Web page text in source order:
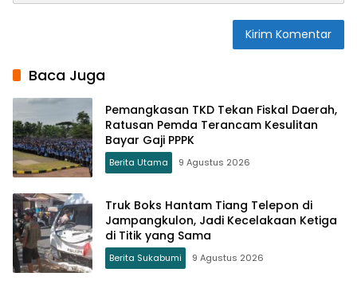
Baca Juga
Pemangkasan TKD Tekan Fiskal Daerah,
Ratusan Pemda Terancam Kesulitan
Bayar Gaji PPPK
Berita Utama 9 Agustus 2026
Truk Boks Hantam Tiang Telepon di
Jampangkulon, Jadi Kecelakaan Ketiga
di Titik yang Sama
Berita Sukabumi 9 Agustus 2026